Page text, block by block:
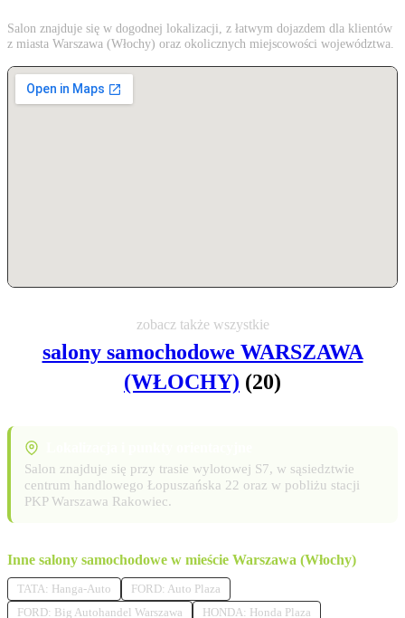
Salon znajduje się w dogodnej lokalizacji, z łatwym dojazdem dla klientów
z miasta Warszawa (Włochy) oraz okolicznych miejscowości województwa.
zobacz także wszystkie
salony samochodowe WARSZAWA
(WŁOCHY) (20)
Salon znajduje się przy trasie wylotowej S7, w sąsiedztwie
centrum handlowego Łopuszańska 22 oraz w pobliżu stacji
PKP Warszawa Rakowiec.
Inne salony samochodowe w mieście Warszawa (Włochy)
TATA: Hanga-Auto
FORD: Auto Plaza
FORD: Big Autohandel Warszawa
HONDA: Honda Plaza